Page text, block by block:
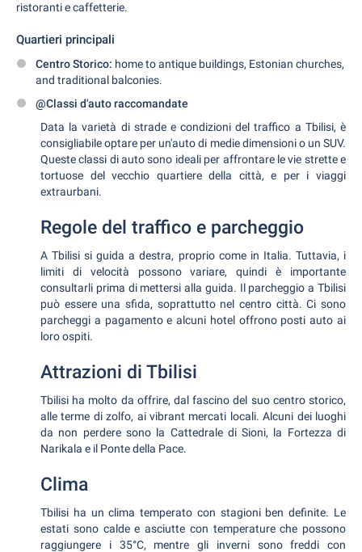
ristoranti e caffetterie.
Quartieri principali
Centro Storico: home to antique buildings, Estonian churches,
and traditional balconies.
@Classi d'auto raccomandate
Data la varietà di strade e condizioni del traffico a Tbilisi, è
consigliabile optare per un'auto di medie dimensioni o un SUV.
Queste classi di auto sono ideali per affrontare le vie strette e
tortuose del vecchio quartiere della città, e per i viaggi
extraurbani.
Regole del traffico e parcheggio
A Tbilisi si guida a destra, proprio come in Italia. Tuttavia, i
limiti di velocità possono variare, quindi è importante
consultarli prima di mettersi alla guida. Il parcheggio a Tbilisi
può essere una sfida, soprattutto nel centro città. Ci sono
parcheggi a pagamento e alcuni hotel offrono posti auto ai
loro ospiti.
Attrazioni di Tbilisi
Tbilisi ha molto da offrire, dal fascino del suo centro storico,
alle terme di zolfo, ai vibrant mercati locali. Alcuni dei luoghi
da non perdere sono la Cattedrale di Sioni, la Fortezza di
Narikala e il Ponte della Pace.
Clima
Tbilisi ha un clima temperato con stagioni ben definite. Le
estati sono calde e asciutte con temperature che possono
raggiungere i 35°C, mentre gli inverni sono freddi con